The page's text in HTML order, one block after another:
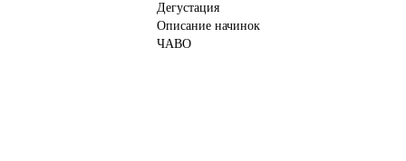
Дегустация
Описание начинок
ЧАВО